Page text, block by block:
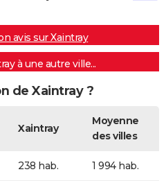
avis sur Xaintray
à une autre ville...
de Xaintray ?
Xaintray
Moyenne
des villes
238 hab. 1 994 hab.